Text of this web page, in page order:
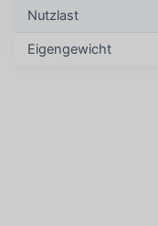
Nutzlast
Eigengewicht